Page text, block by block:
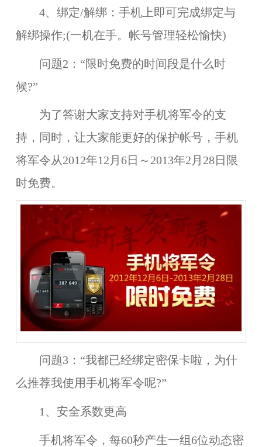
4、绑定/解绑：手机上即可完成绑定与
解绑操作;(一机在手。帐号管理轻松愉快)
问题2：“限时免费的时间段是什么时
候?”
为了答谢大家支持对手机将军令的支
持，同时，让大家能更好的保护帐号，手机
将军令从2012年12月6日～2013年2月28日限
时免费。
问题3：“我都已经绑定密保卡啦，为什
么推荐我使用手机将军令呢?”
1、安全系数更高
手机将军令，每60秒产生一组6位动态密